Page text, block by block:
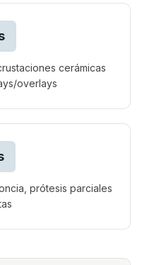
cerámicas
overlays
prótesis parciales